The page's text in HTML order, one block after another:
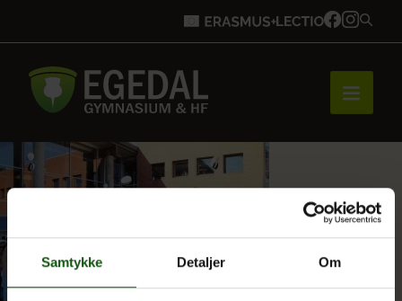
Samtykke Detaljer Om
Forside